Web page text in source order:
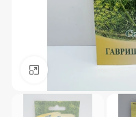
Нажмите, чтобы